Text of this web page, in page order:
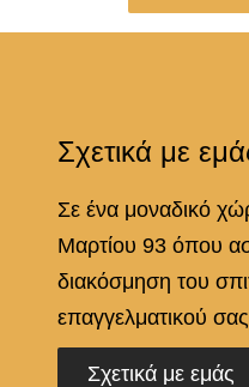
Σχετικά με
Σε ένα μοναδικό
Μαρτίου 93 όπου
διακόσμηση του
επαγγελματικού
Σχετικά με εμάς